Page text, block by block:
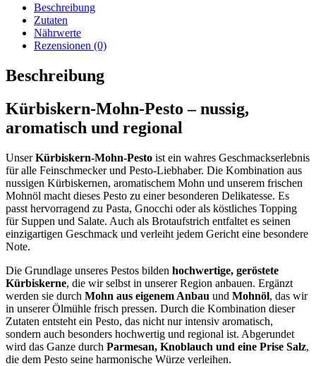
Beschreibung
Zutaten
Nährwerte
Rezensionen (0)
Beschreibung
Kürbiskern-Mohn-Pesto – nussig,
aromatisch und regional
UnserKürbiskern-Mohn-Pesto ist ein wahres Geschmackserlebnis
für alle Feinschmecker und Pesto-Liebhaber. Die Kombination aus
nussigen Kürbiskernen, aromatischem Mohn und unserem frischen
Mohnöl macht dieses Pesto zu einer besonderen Delikatesse. Es
passt hervorragend zu Pasta, Gnocchi oder als köstliches Topping
für Suppen und Salate. Auch als Brotaufstrich entfaltet es seinen
einzigartigen Geschmack und verleiht jedem Gericht eine besondere
Note.
Die Grundlage unseres Pestos bilden hochwertige, geröstete
Kürbiskerne, die wir selbst in unserer Region anbauen. Ergänzt
werden sie durch Mohn aus eigenem Anbau und Mohnöl, das wir
in unserer Ölmühle frisch pressen. Durch die Kombination dieser
Zutaten entsteht ein Pesto, das nicht nur intensiv aromatisch,
sondern auch besonders hochwertig und regional ist. Abgerundet
wird das Ganze durch Parmesan, Knoblauch und eine Prise Salz,
die dem Pesto seine harmonische Würze verleihen.